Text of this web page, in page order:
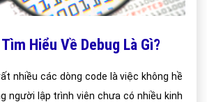
Hiểu Về Debug Là Gì?
nhiều các dòng code là việc không hề
người lập trình viên chưa có nhiều kinh